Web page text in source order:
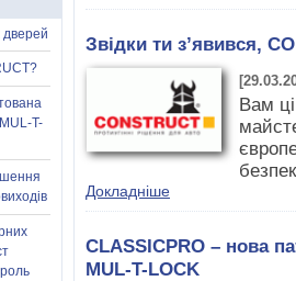
Звідки ти з’явився,
Вам
Докладніше
CLASSICPRO – нова
MUL-T-LOCK
дверей
T-